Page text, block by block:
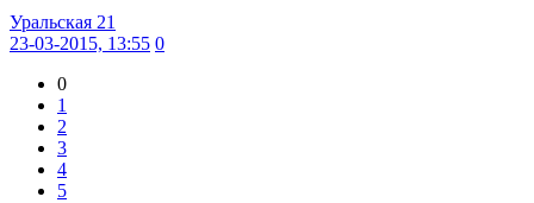
Уральская 21
23-03-2015, 13:55 0
0
1
2
3
4
5